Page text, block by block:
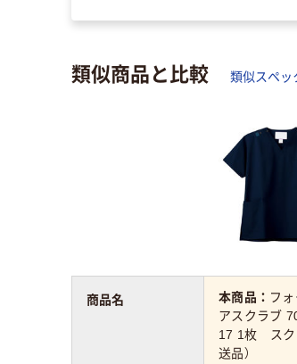
類似商品と比較 類似スペッ
本商品： フ
アスクラブ
17 1枚 スク
送品）
商品名